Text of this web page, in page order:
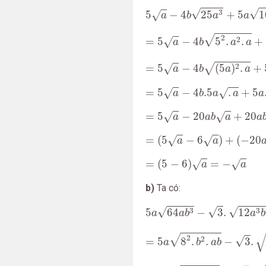
5√a − 4b√25a3 + 5a√
5 −4 3+5a16 ab −
= 5√a − 4b√52. a2. a +
.a+5a42
= 5√a − 4b√(5a)2. a +
a+5a(4b
= 5√a − 4b.5a√. a + 5a
a 4b a.a + .4b a −2.3
= 5√a − 20ab√a + 20a
a 20 ba+ 20 ab a −6a
= (5√a − 6√a) + (−20
5a 6a (− 20a b a+ 20a
= (5 − 6)√a = −√a
5− a= a
b) Ta có:
5a√64ab3 − √3. √12a3b
5 64ab3− 12a b3+2a
= 5a√82. b2. ab − √3. √
b2.ab−3.
b)2.ab−3. b)2 .